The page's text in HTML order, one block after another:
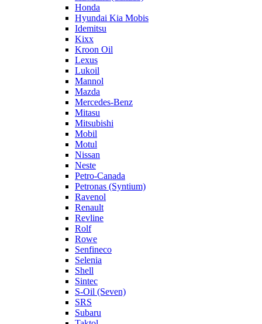
Honda
Hyundai Kia Mobis
Idemitsu
Kixx
Kroon Oil
Lexus
Lukoil
Mannol
Mazda
Mercedes-Benz
Mitasu
Mitsubishi
Mobil
Motul
Nissan
Neste
Petro-Canada
Petronas (Syntium)
Ravenol
Renault
Revline
Rolf
Rowe
Senfineco
Selenia
Shell
Sintec
S-Oil (Seven)
SRS
Subaru